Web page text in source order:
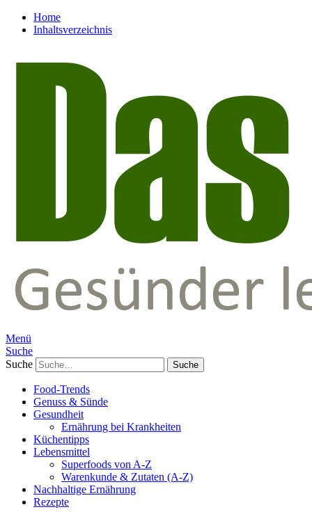
Home
Inhaltsverzeichnis
Menü
Suche
Suche
Food-Trends
Genuss & Sünde
Gesundheit
Ernährung bei Krankheiten
Küchentipps
Lebensmittel
Superfoods von A-Z
Warenkunde & Zutaten (A-Z)
Nachhaltige Ernährung
Rezepte